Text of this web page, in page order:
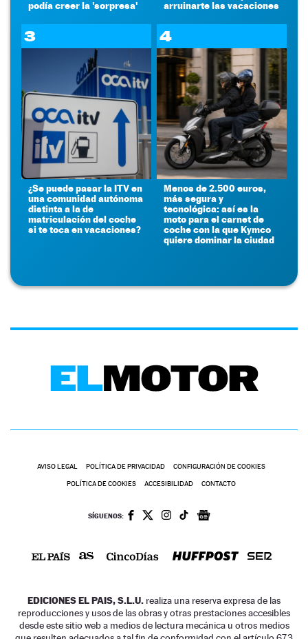
podía creer la 'sorpresa'
arruinarte las vacaciones
3
¿Se puede pasar la ITV en
una comunidad autónoma
distinta a la de
matriculación del coche
si te toca en vacaciones?
4
Menos de 2.500 euros,
más segura y
tecnológica: así es la
moto para el carnet de
coche con la que Kymco
quiere dominar la ciudad
AVISO LEGAL POLÍTICA DE PRIVACIDAD CONFIGURACIÓN DE COOKIES
POLÍTICA DE COOKIES ACCESIBILIDAD CONTACTO
SÍGUENOS:
EDICIONES EL PAIS, S.L.U. realiza una reserva expresa de las
reproducciones y usos de las obras y otras prestaciones accesibles
desde este sitio web a medios de lectura mecánica u otros medios